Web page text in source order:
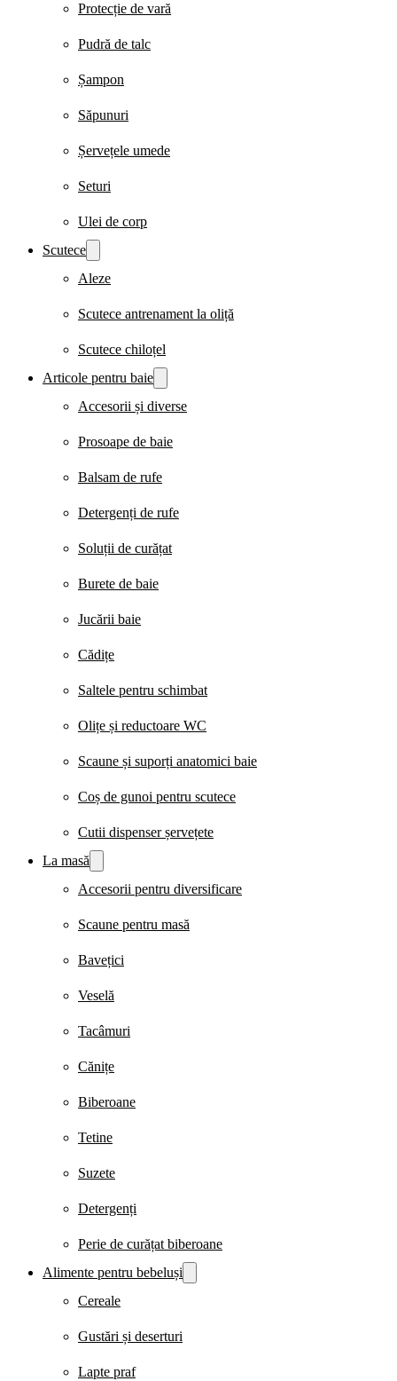
Protecție de vară
Pudră de talc
Șampon
Săpunuri
Șervețele umede
Seturi
Ulei de corp
Scutece
Aleze
Scutece antrenament la oliță
Scutece chiloțel
Articole pentru baie
Accesorii și diverse
Prosoape de baie
Balsam de rufe
Detergenți de rufe
Soluții de curățat
Burete de baie
Jucării baie
Cădițe
Saltele pentru schimbat
Olițe și reductoare WC
Scaune și suporți anatomici baie
Coș de gunoi pentru scutece
Cutii dispenser șervețete
La masă
Accesorii pentru diversificare
Scaune pentru masă
Bavețici
Veselă
Tacâmuri
Cănițe
Biberoane
Tetine
Suzete
Detergenți
Perie de curățat biberoane
Alimente pentru bebeluși
Cereale
Gustări și deserturi
Lapte praf